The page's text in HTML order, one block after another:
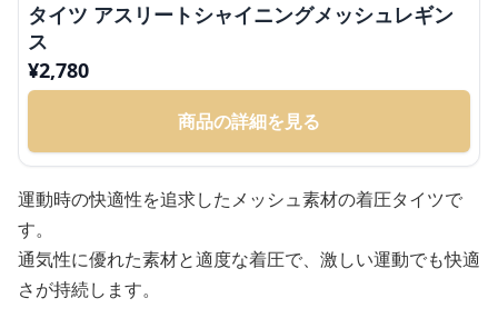
タイツ アスリートシャイニングメッシュレギン
ス
¥2,780
商品の詳細を見る
運動時の快適性を追求したメッシュ素材の着圧タイツで
す。
通気性に優れた素材と適度な着圧で、激しい運動でも快適
さが持続します。